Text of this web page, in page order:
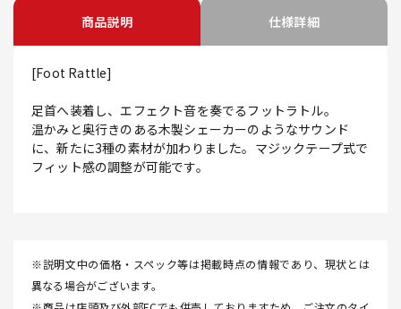
商品説明 仕様詳細
[Foot Rattle]
足首へ装着し、エフェクト音を奏でるフットラトル。
温かみと奥行きのある木製シェーカーのようなサウンド
に、新たに3種の素材が加わりました。マジックテープ式で
フィット感の調整が可能です。
※説明文中の価格・スペック等は掲載時点の情報であり、現状とは
異なる場合がございます。